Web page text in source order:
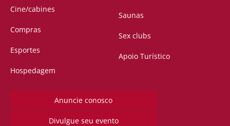
Cine/cabines
Compras
Esportes
Hospedagem
Saunas
Sex clubs
Apoio Turístico
Anuncie conosco
Divulgue seu evento